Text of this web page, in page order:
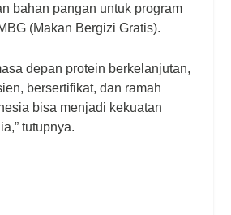
bahan pangan untuk program
(Makan Bergizi Gratis).
depan protein berkelanjutan,
bersertifikat, dan ramah
bisa menjadi kekuatan
tutupnya.